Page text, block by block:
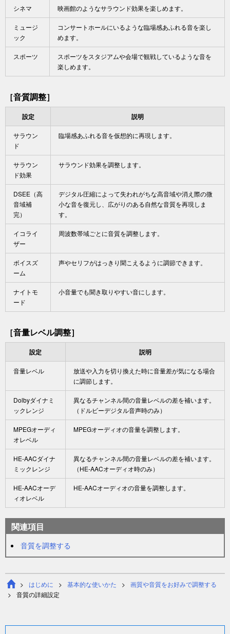
シネマ 映画館のようなサラウンド効果を楽しめます。
ミュージ
ック
コンサートホールにいるような臨場感あふれる音を楽し
めます。
スポーツ
スポーツをスタジアムや会場で観戦しているような音を
楽しめます。
［音質調整］
設定 説明
サラウン
ド
臨場感あふれる音を仮想的に再現します。
サラウン
ド効果
サラウンド効果を調整します。
DSEE（高
音域補
完）
デジタル圧縮によって失われがちな高音域や消え際の微
小な音を復元し、広がりのある自然な音質を再現しま
す。
イコライ
ザー
周波数帯域ごとに音質を調整します。
ボイスズ
ーム
声やセリフがはっきり聞こえるように調節できます。
ナイトモ
ード
小音量でも聞き取りやすい音にします。
［音量レベル調整］
設定 説明
音量レベル
放送や入力を切り換えた時に音量差が気になる場合
に調節します。
Dolbyダイナミ
ックレンジ
異なるチャンネル間の音量レベルの差を補います。
（ドルビーデジタル音声時のみ）
MPEGオーディ
オレベル
MPEGオーディオの音量を調整します。
HE‑AACダイナ
ミックレンジ
異なるチャンネル間の音量レベルの差を補います。
（HE‑AACオーディオ時のみ）
HE‑AACオーデ
ィオレベル
HE‑AACオーディオの音量を調整します。
関連項目
音質を調整する
はじめに 基本的な使いかた
画質や音質をお好みで調整する
音質の詳細設定